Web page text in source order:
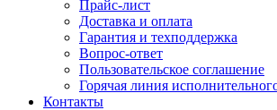
Прайс-лист
Доставка и оплата
Гарантия и техподдержка
Вопрос-ответ
Пользовательское соглашение
Горячая линия
Контакты